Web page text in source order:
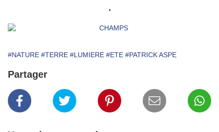
.
#NATURE #TERRE #LUMIERE #ETE #PATRICK ASPE
Partager